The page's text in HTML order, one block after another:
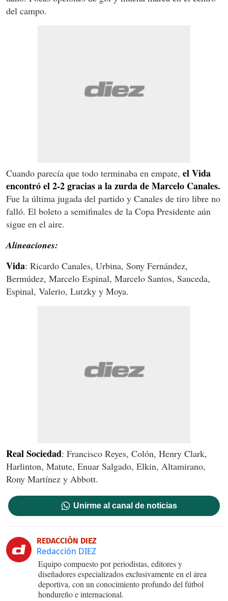
del campo.
Cuando parecía que todo terminaba en empate, el Vida
encontró el 2-2 gracias a la zurda de Marcelo Canales.
Fue la última jugada del partido y Canales de tiro libre no
falló. El boleto a semifinales de la Copa Presidente aún
sigue en el aire.
Alineaciones:
Vida: Ricardo Canales, Urbina, Sony Fernández,
Bermúdez, Marcelo Espinal, Marcelo Santos, Sauceda,
Espinal, Valerio, Lutzky y Moya.
Real Sociedad: Francisco Reyes, Colón, Henry Clark,
Harlinton, Matute, Enuar Salgado, Elkin, Altamirano,
Rony Martínez y Abbott.
Unirme al canal de noticias
REDACCIÓN DIEZ
Redacción DIEZ
Equipo compuesto por periodistas, editores y
diseñadores especializados exclusivamente en el área
deportiva, con un conocimiento profundo del fútbol
hondureño e internacional.